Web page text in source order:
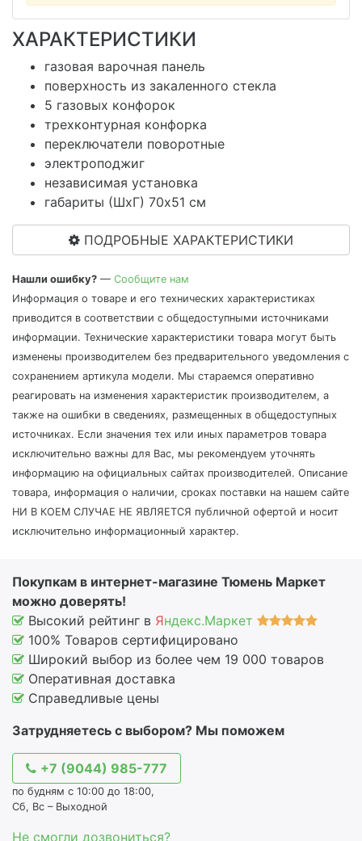
ХАРАКТЕРИСТИКИ
газовая варочная панель
поверхность из закаленного стекла
5 газовых конфорок
трехконтурная конфорка
переключатели поворотные
электроподжиг
независимая установка
габариты (ШхГ) 70x51 см
ПОДРОБНЫЕ ХАРАКТЕРИСТИКИ
Нашли ошибку? — Сообщите нам
Информация о товаре и его технических характеристиках
приводится в соответствии с общедоступными источниками
информации. Технические характеристики товара могут быть
изменены производителем без предварительного уведомления с
сохранением артикула модели. Мы стараемся оперативно
реагировать на изменения характеристик производителем, а
также на ошибки в сведениях, размещенных в общедоступных
источниках. Если значения тех или иных параметров товара
исключительно важны для Вас, мы рекомендуем уточнять
информацию на официальных сайтах производителей. Описание
товара, информация о наличии, сроках поставки на нашем сайте
НИ В КОЕМ СЛУЧАЕ НЕ ЯВЛЯЕТСЯ публичной офертой и носит
исключительно информационный характер.
Покупкам в интернет-магазине Тюмень Маркет
можно доверять!
Высокий рейтинг в Яндекс.Маркет
100% Товаров сертифицировано
Широкий выбор из более чем 19 000 товаров
Оперативная доставка
Справедливые цены
Затрудняетесь с выбором? Мы поможем
+7 (9044) 985-777
по будням с 10:00 до 18:00,
Сб, Вс – Выходной
Не смогли дозвониться?